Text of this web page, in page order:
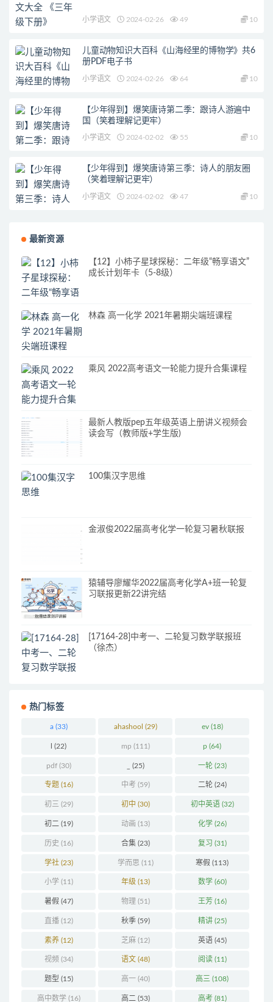
小学语文 2024-02-26 49 10
儿童动物知识大百科《山海经里的博物学》共6
册PDF电子书
小学语文 2024-02-26 64 10
【少年得到】爆笑唐诗第二季：跟诗人游遍中
国（笑着理解记更牢）
小学语文 2024-02-02 55 10
【少年得到】爆笑唐诗第三季：诗人的朋友圈
（笑着理解记更牢）
小学语文 2024-02-02 47 10
最新资源
【12】小柿子星球探秘：二年级“畅享语文”
成长计划年卡（5-8级）
林森 高一化学 2021年暑期尖端班课程
乘风 2022高考语文一轮能力提升合集课程
最新人教版pep五年级英语上册讲义视频会
读会写（教师版+学生版)
100集汉字思维
金淑俊2022届高考化学一轮复习暑秋联报
猿辅导廖耀华2022届高考化学A+班一轮复
习联报更新22讲完结
[17164-28]中考一、二轮复习数学联报班
（徐杰）
热门标签
a(33) ahashool (29) ev(18)
(22) mp (111) p (64)
pdf(30) (25) 一轮(23)
专题(16) 中考 (59) 二轮(24)
初三 (29) 初中 (30) 初中英语(32)
初二 (19) 动画 (13) 化学(26)
历史 (16) 合集(23) 复习 (31)
学社(23) 学而思 (11) 寒假 (113)
小学(11) 年级 (13) 数学(60)
暑假 (47) 物理 (51) 王芳(16)
直播(12) 秋季(59) 精讲(25)
素养(12) 芝麻(12) 英语(45)
视频 (34) 语文 (48) 阅读(11)
题型 (15) 高一(40) 高三 (108)
高中数学(16) 高二 (53) 高考(81)